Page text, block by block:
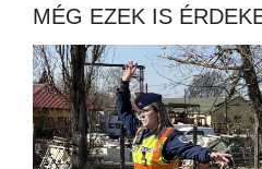
MÉG EZEK IS